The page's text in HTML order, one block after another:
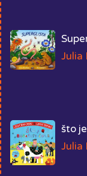
Julia
što
Julia